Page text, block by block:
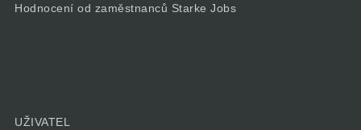
Hodnocení od zaměstnanců Starke Jobs
UŽIVATEL